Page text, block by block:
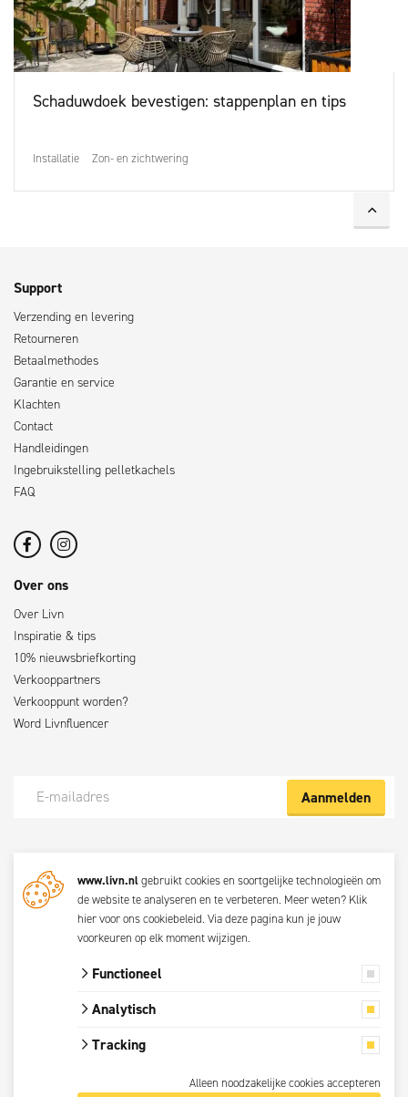
Schaduwdoek bevestigen: stappenplan en tips
Installatie Zon- en zichtwering
Support
Verzending en levering
Retourneren
Betaalmethodes
Garantie en service
Klachten
Contact
Handleidingen
Ingebruikstelling pelletkachels
FAQ
Over ons
Over Livn
Inspiratie & tips
10% nieuwsbriefkorting
Verkooppartners
Verkooppunt worden?
Word Livnfluencer
Aanmelden
De beste klustips en aanbiedingen maandelijks in jouw mailbox? Schrijf
je dan nu in voor de Livn nieuwsbrief. Bij inschrijving ga je akkoord met
privacyverklaring.
Alle prijzen zijn
www.livn.nlgebruikt cookies en soortgelijke technologieën om
de website te analyseren en te verbeteren. Meer weten? Klik
hier voor ons cookiebeleid. Viadeze pagina kun je jouw
voorkeuren op elk moment wijzigen.
Functioneel
Analytisch
Tracking
Alleen noodzakelijke cookies accepteren